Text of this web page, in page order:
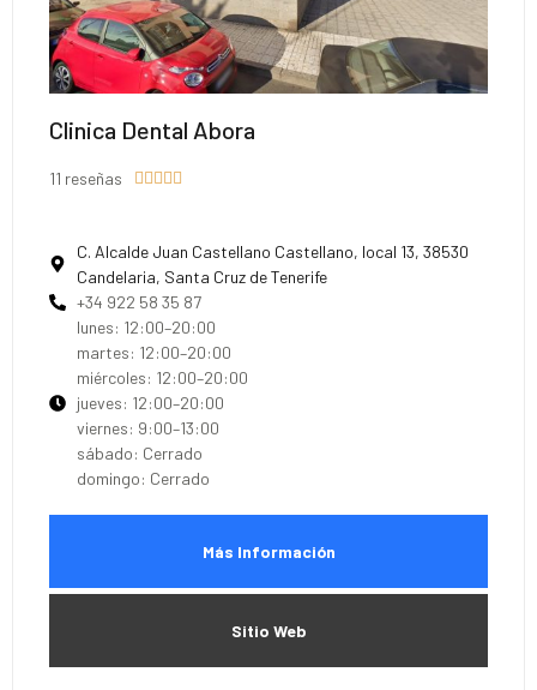
Clinica Dental Abora
11 reseñas     
C. Alcalde Juan Castellano Castellano, local 13, 38530
Candelaria, Santa Cruz de Tenerife
+34 922 58 35 87
lunes: 12:00–20:00
martes: 12:00–20:00
miércoles: 12:00–20:00
jueves: 12:00–20:00
viernes: 9:00–13:00
sábado: Cerrado
domingo: Cerrado
Más Información
Sitio Web